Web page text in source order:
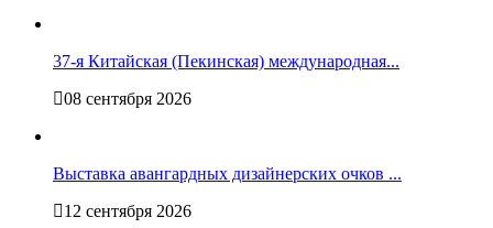
37-я Китайская (Пекинская) международная...
08 сентября 2026
Выставка авангардных дизайнерских очков ...
12 сентября 2026